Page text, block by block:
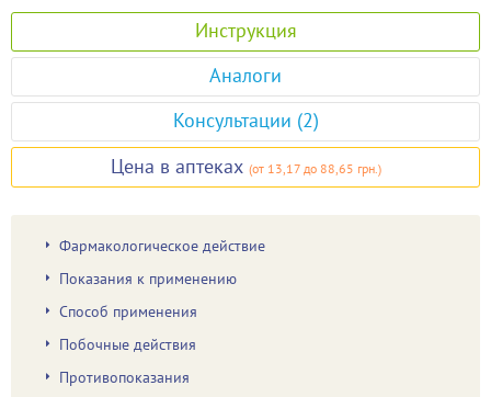
Инструкция
Аналоги
Консультации (2)
Цена в аптеках (от 13,17 до 88,65 грн.)
Фармакологическое действие
Показания к применению
Способ применения
Побочные действия
Противопоказания